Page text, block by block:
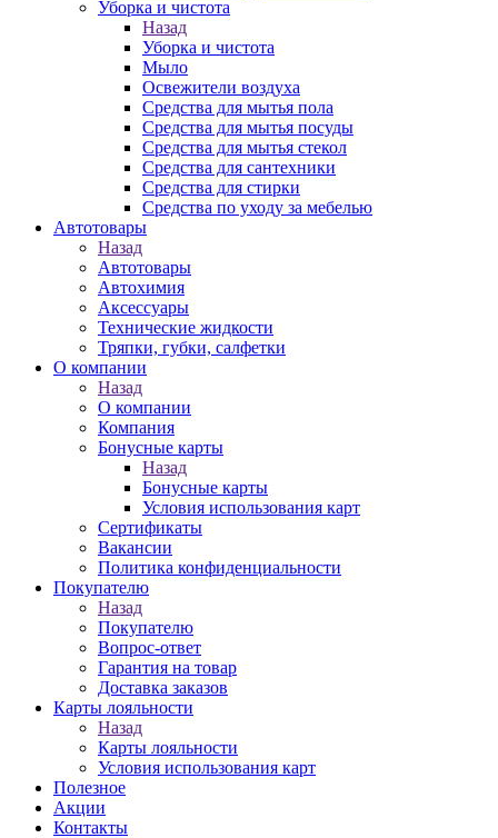
Уборка и чистота
Назад
Уборка и чистота
Мыло
Освежители воздуха
Средства для мытья пола
Средства для мытья посуды
Средства для мытья стекол
Средства для сантехники
Средства для стирки
Средства по уходу за мебелью
Автотовары
Назад
Автотовары
Автохимия
Аксессуары
Технические жидкости
Тряпки, губки, салфетки
О компании
Назад
О компании
Компания
Бонусные карты
Назад
Бонусные карты
Условия использования карт
Сертификаты
Вакансии
Политика конфиденциальности
Покупателю
Назад
Покупателю
Вопрос-ответ
Гарантия на товар
Доставка заказов
Карты лояльности
Назад
Карты лояльности
Условия использования карт
Полезное
Акции
Контакты